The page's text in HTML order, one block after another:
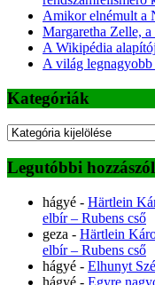
Amikor elnémult a
Margaretha Zelle,
A Wikipédia
A világ legnagyobb
Kategóriák
Kategóriák
Legutóbbi
hágyé - Härtlein
elbír – Rubens cső
geza - Härtlein
elbír – Rubens cső
hágyé - Elhunyt
hágyé - Egyre